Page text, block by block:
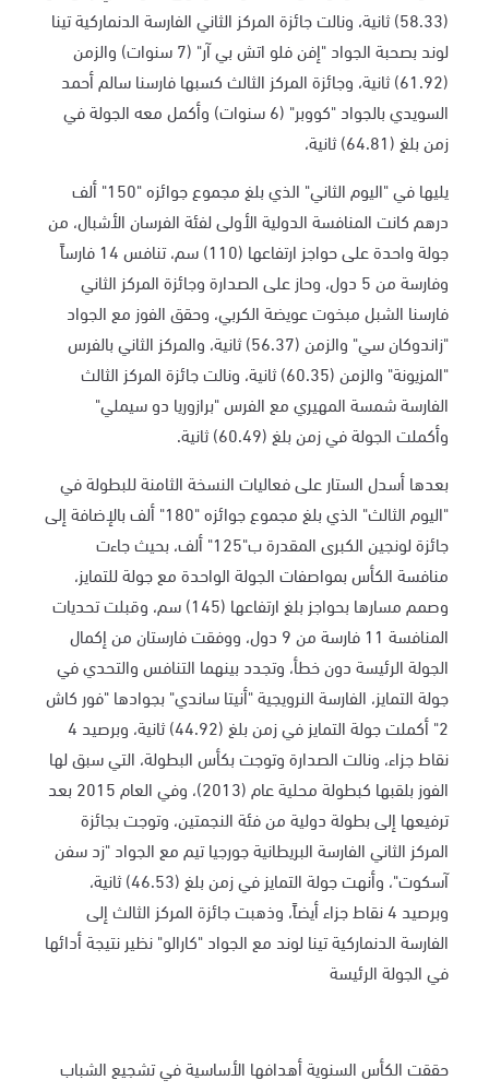
(58.33) ثانية، ونالت جائزة المركز الثاني الفارسة الدنماركية تينا
لوند بصحبة الجواد "إفن فلو اتش بي آر" (7 سنوات) والزمن
(61.92) ثانية، وجائزة المركز الثالث كسبها فارسنا سالم أحمد
السويدي بالجواد "كووبر" (6 سنوات) وأكمل معه الجولة في
زمن بلغ (64.81) ثانية،
يليها في "اليوم الثاني" الذي بلغ مجموع جوائزه "150" ألف
درهم كانت المنافسة الدولية الأولى لفئة الفرسان الأشبال، من
جولة واحدة على حواجز ارتفاعها (110) سم، تنافس 14 فارساً
وفارسة من 5 دول، وحاز على الصدارة وجائزة المركز الثاني
فارسنا الشبل مبخوت عويضة الكربي، وحقق الفوز مع الجواد
"زاندوكان سي" والزمن (56.37) ثانية، والمركز الثاني بالفرس
"المزيونة" والزمن (60.35) ثانية، ونالت جائزة المركز الثالث
الفارسة شمسة المهيري مع الفرس "برازوريا دو سيملي"
وأكملت الجولة في زمن بلغ (60.49) ثانية
.
بعدها أسدل الستار على فعاليات النسخة الثامنة للبطولة في
"اليوم الثالث" الذي بلغ مجموع جوائزه "180" ألف بالإضافة إلى
جائزة لونجين الكبرى المقدرة ب"125" ألف، بحيث جاءت
منافسة الكأس بمواصفات الجولة الواحدة مع جولة للتمايز،
وصمم مسارها بحواجز بلغ ارتفاعها (145) سم، وقبلت تحديات
المنافسة 11 فارسة من 9 دول، ووفقت فارستان من إكمال
الجولة الرئيسة دون خطأ، وتجدد بينهما التنافس والتحدي في
جولة التمايز، الفارسة النرويجية "أنيتا ساندي" بجوادها "فور كاش
2" أكملت جولة التمايز في زمن بلغ (44.92) ثانية، وبرصيد 4
نقاط جزاء، ونالت الصدارة وتوجت بكأس البطولة، التي سبق لها
الفوز بلقبها كبطولة محلية عام (2013)، وفي العام 2015 بعد
ترفيعها إلى بطولة دولية من فئة النجمتين، وتوجت بجائزة
المركز الثاني الفارسة البريطانية جورجيا تيم مع الجواد "زد سفن
آسكوت"، وأنهت جولة التمايز في زمن بلغ (46.53) ثانية،
وبرصيد 4 نقاط جزاء أيضاً، وذهبت جائزة المركز الثالث إلى
الفارسة الدنماركية تينا لوند مع الجواد "كارالو" نظير نتيجة أدائها
في الجولة الرئيسة
حققت الكأس السنوية أهدافها الأساسية في تشجيع الشباب